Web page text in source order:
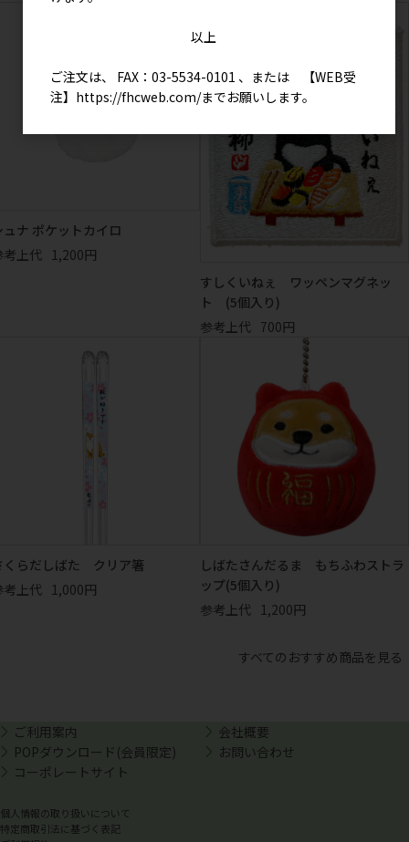
ュナ ポケットカイロ
考上代 1,200円
すしくいねぇ ワッペンマグネッ
ト (5個入り)
参考上代 700円
くらだしばた クリア箸
考上代 1,000円
しばたさんだるま もちふわストラ
ップ(5個入り)
参考上代 1,200円
すべてのおすすめ商品を見る
ご利用案内
会社概要
POPダウンロード(会員限定)
お問い合わせ
コーポレートサイト
個人情報の取り扱いについて
特定商取引法に基づく表記
以上
ご注文は、 FAX：03-5534-0101 、または 【WEB受
注】 https://fhcweb.com/までお願いします。